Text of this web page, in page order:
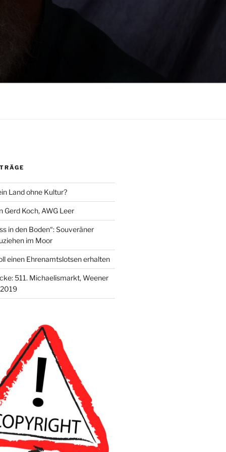
Land ohne Kultur?
Gerd Koch, AWG Leer
in den Boden“: Souveräner
im Moor
einen Ehrenamtslotsen erhalten
511. Michaelismarkt, Weener